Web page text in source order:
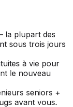
la plupart des
sous trois jours
à vie pour
le nouveau
seniors +
avant vous.